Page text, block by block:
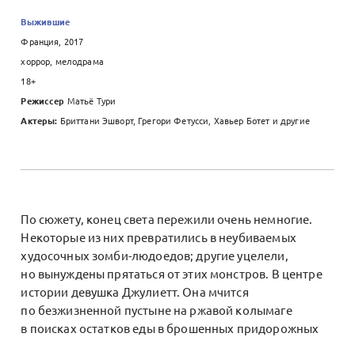
Выжившие
Франция, 2017
хоррор, мелодрама
18+
Режиссер Матьё Тури
Актеры: Бриттани Эшворт, Грегори Фетусси, Хавьер Ботет и другие
По сюжету, конец света пережили очень немногие.
Некоторые из них превратились в неубиваемых
худосочных зомби-людоедов; другие уцелели,
но вынуждены прятаться от этих монстров. В центре
истории девушка Джулиетт. Она мчится
по безжизненной пустыне на ржавой колымаге
в поисках остатков еды в брошенных придорожных